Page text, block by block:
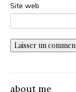
Site web
about me